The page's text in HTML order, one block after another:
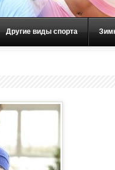
Другие виды спорта